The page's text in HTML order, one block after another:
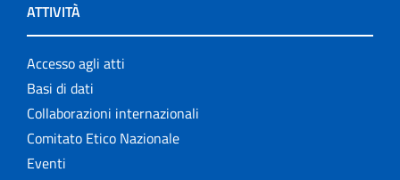
ATTIVITÀ
Accesso agli atti
Basi di dati
Collaborazioni internazionali
Comitato Etico Nazionale
Eventi